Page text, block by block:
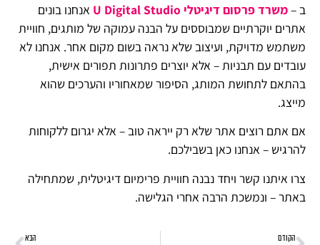
ב –משרד פרסום דיגיטלי U Digital Studio
אנחנו בונים
אתרים יוקרתיים שמבוססים על הבנה עמוקה של מותגים, חוויית
משתמש מדויקת, ועיצוב שלא נראה בשום מקום אחר. אנחנו לא
עובדים עם תבניות – אלא יוצרים פתרונות תפורים אישית,
בהתאם לתחושת המותג, הסיפור שמאחוריו והערכים שהוא
מייצג.
אם אתם רוצים אתר שלא רק ייראה טוב – אלא יגרום ללקוחות
להרגיש – אנחנו כאן בשבילכם.
צרו איתנו קשר ויחד נבנה חוויית פרימיום דיגיטלית, שמתחילה
באתר – ונמשכת הרבה אחרי הגלישה.
הקודם הבא